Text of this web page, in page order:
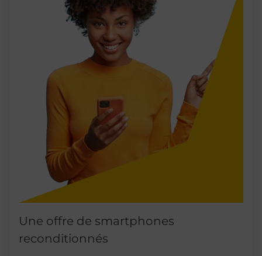
Une offre de smartphones
reconditionnés